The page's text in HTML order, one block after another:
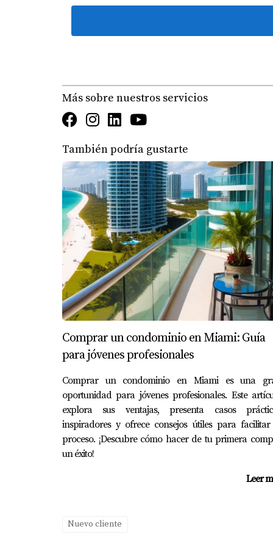
diversidad cultural que ofrece la comunidad.
donde puede relajarse después del trabajo.
“Mudarnos a Kendall fue una
Finalmente, Ana García comparte su
al elegir este lugar como su nuevo hogar.
CONSEJOS PARA
Si has decidido dar el paso hacia la compra
Investiga las diferentes áreas dentro
Considera trabajar con un agente
No te olvides de revisar las escuelas
Visita varias propiedades antes de
Haz preguntas sobre los costos
Recuerda que comprar una casa es una
antes de hacer tu elección.
PREGUNTAS
1. ¿Cuáles son los precios promedio
Los precios varían dependiendo del tipo de
Más sobre nuestros servicios
También podría gustarte
Comprar un condominio en Miami: Guía
para jóvenes profesionales
Comprar un condominio en Miami es una
oportunidad para jóvenes profesionales. Este
explora sus ventajas, presenta casos
inspiradores y ofrece consejos útiles para
proceso. ¡Descubre cómo hacer de tu primera
un éxito!
Leer
Nuevo cliente